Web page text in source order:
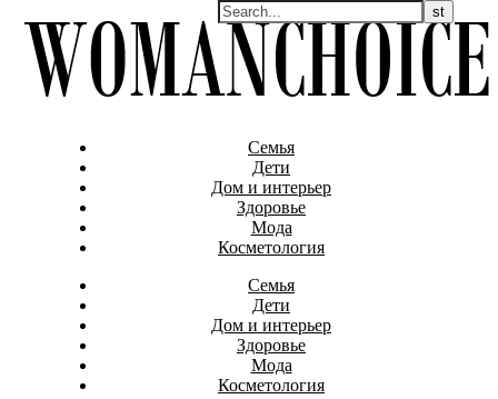
Семья
Дети
Дом и интерьер
Здоровье
Мода
Косметология
Семья
Дети
Дом и интерьер
Здоровье
Мода
Косметология